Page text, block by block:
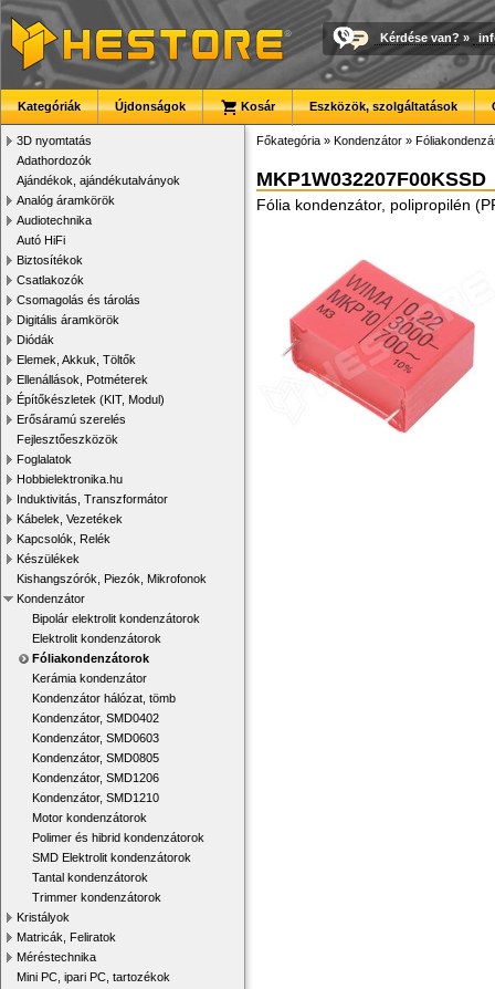
Kérdése van? »
Kategóriák Újdonságok Kosár Eszközök, szolgáltatások
3D nyomtatás
Adathordozók
Ajándékok, ajándékutalványok
Analóg áramkörök
Audiotechnika
Autó HiFi
Biztosítékok
Csatlakozók
Csomagolás és tárolás
Digitális áramkörök
Diódák
Elemek, Akkuk, Töltők
Ellenállások, Potméterek
Építőkészletek (KIT, Modul)
Erősáramú szerelés
Fejlesztőeszközök
Foglalatok
Hobbielektronika.hu
Induktivitás, Transzformátor
Kábelek, Vezetékek
Kapcsolók, Relék
Készülékek
Kishangszórók, Piezók, Mikrofonok
Kondenzátor
Bipolár elektrolit kondenzátorok
Elektrolit kondenzátorok
Fóliakondenzátorok
Kerámia kondenzátor
Kondenzátor hálózat, tömb
Kondenzátor, SMD0402
Kondenzátor, SMD0603
Kondenzátor, SMD0805
Kondenzátor, SMD1206
Kondenzátor, SMD1210
Motor kondenzátorok
Polimer és hibrid kondenzátorok
SMD Elektrolit kondenzátorok
Tantal kondenzátorok
Trimmer kondenzátorok
Kristályok
Matricák, Feliratok
Méréstechnika
Mini PC, ipari PC, tartozékok
Főkategória » Kondenzátor »
MKP1W032207F00KSSD
Fólia kondenzátor, polipropilén